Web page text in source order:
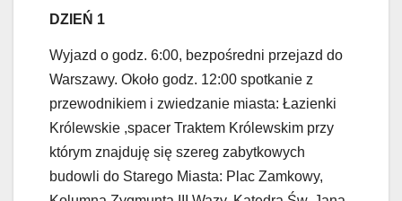
DZIEŃ 1
Wyjazd o godz. 6:00, bezpośredni przejazd do
Warszawy. Około godz. 12:00 spotkanie z
przewodnikiem i zwiedzanie miasta: Łazienki
Królewskie ,spacer Traktem Królewskim przy
którym znajduję się szereg zabytkowych
budowli do Starego Miasta: Plac Zamkowy,